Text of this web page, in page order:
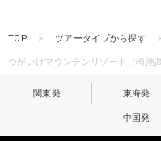
TOP ツアータイプから探す
つがいけマウンテンリゾート（栂池高
関東発 東海発
中国発